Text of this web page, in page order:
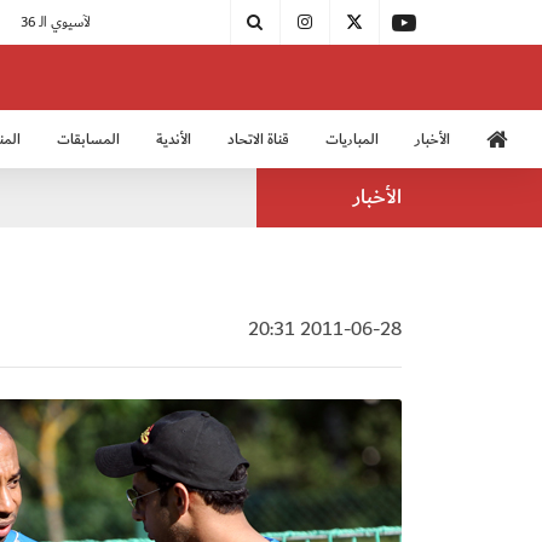
اتحاد الكرة يُشارك في الكونغرس الآسيوي الـ 36
الأخبار المباريات قناة الاتحاد الأندية المسابقات
الأخبار
2011-06-28 20:31